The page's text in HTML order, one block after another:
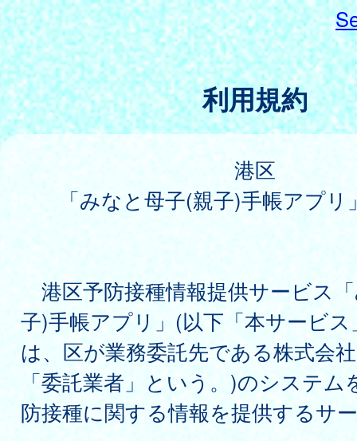
利用規約
港区
「みなと母子(親子)手帳アプリ
港区予防接種情報提供サービス
子)手帳アプリ」(以下「本サービ
は、区が業務委託先である株式会
「委託業者」という。)のシステム
防接種に関する情報を提供するサ